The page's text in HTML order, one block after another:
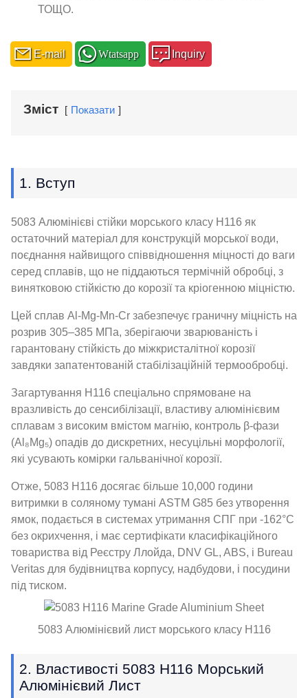
ТОЩО.
E-mail Wtatsapp Inquiry
Зміст Показати
1. Вступ
5083 Алюмінієві стійки морського класу H116 як
остаточний матеріал для конструкцій морської води,
поєднання найвищого співвідношення міцності до ваги
серед сплавів, що не піддаються термічній обробці, з
винятковою стійкістю до корозії та кріогенною міцністю.
Цей сплав Al-Mg-Mn-Cr забезпечує граничну міцність на
розрив 305–385 МПа, зберігаючи зварюваність і
гарантовану стійкість до міжкристалітної корозії
завдяки запатентованій стабілізаційній термообробці.
Загартування H116 спеціально спрямоване на
вразливість до сенсибілізації, властиву алюмінієвим
сплавам з високим вмістом магнію, контроль β-фази
(Al₈Mg₅) опадів до дискретних, несуцільні морфології,
які усувають комірки гальванічної корозії.
Отже, 5083 H116 досягає більше 10,000 години
витримки в соляному тумані ASTM G85 без утворення
ямок, подається в системах утримання СПГ при -162°C
без окрихчення, і має сертифікати класифікаційного
товариства від Реєстру Ллойда, DNV GL, ABS, і Bureau
Veritas для будівництва корпусу, надбудови, і посудини
під тиском.
5083 Алюмінієвий лист морського класу H116
2. Властивості 5083 H116 Морський
Алюмінієвий Лист